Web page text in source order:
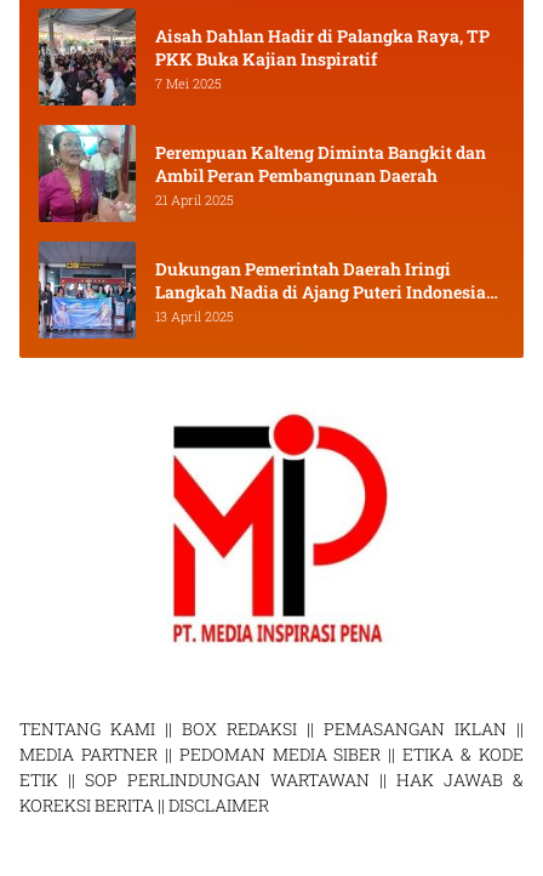
Aisah Dahlan Hadir di Palangka Raya, TP
PKK Buka Kajian Inspiratif
7 Mei 2025
Perempuan Kalteng Diminta Bangkit dan
Ambil Peran Pembangunan Daerah
21 April 2025
Dukungan Pemerintah Daerah Iringi
Langkah Nadia di Ajang Puteri Indonesia
2025
13 April 2025
TENTANG KAMI || BOX REDAKSI || PEMASANGAN IKLAN ||
MEDIA PARTNER|| PEDOMAN MEDIA SIBER ||ETIKA & KODE
ETIK || SOP PERLINDUNGAN WARTAWAN || HAK JAWAB &
KOREKSI BERITA || DISCLAIMER